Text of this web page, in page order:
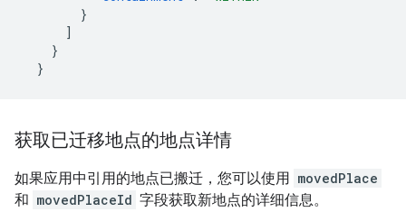
}
]
}
}
获取已迁移地点的地点详情
如果应用中引用的地点已搬迁，您可以使用 movedPlace
和 movedPlaceId 字段获取新地点的详细信息。